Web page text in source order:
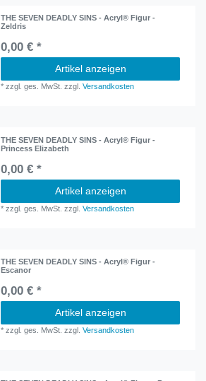
THE SEVEN DEADLY SINS - Acryl® Figur -
Zeldris
0,00 € *
Artikel anzeigen
*zzgl. ges. MwSt. zzgl.Versandkosten
THE SEVEN DEADLY SINS - Acryl® Figur -
Princess Elizabeth
0,00 € *
Artikel anzeigen
*zzgl. ges. MwSt. zzgl.Versandkosten
THE SEVEN DEADLY SINS - Acryl® Figur -
Escanor
0,00 € *
Artikel anzeigen
*zzgl. ges. MwSt. zzgl.Versandkosten